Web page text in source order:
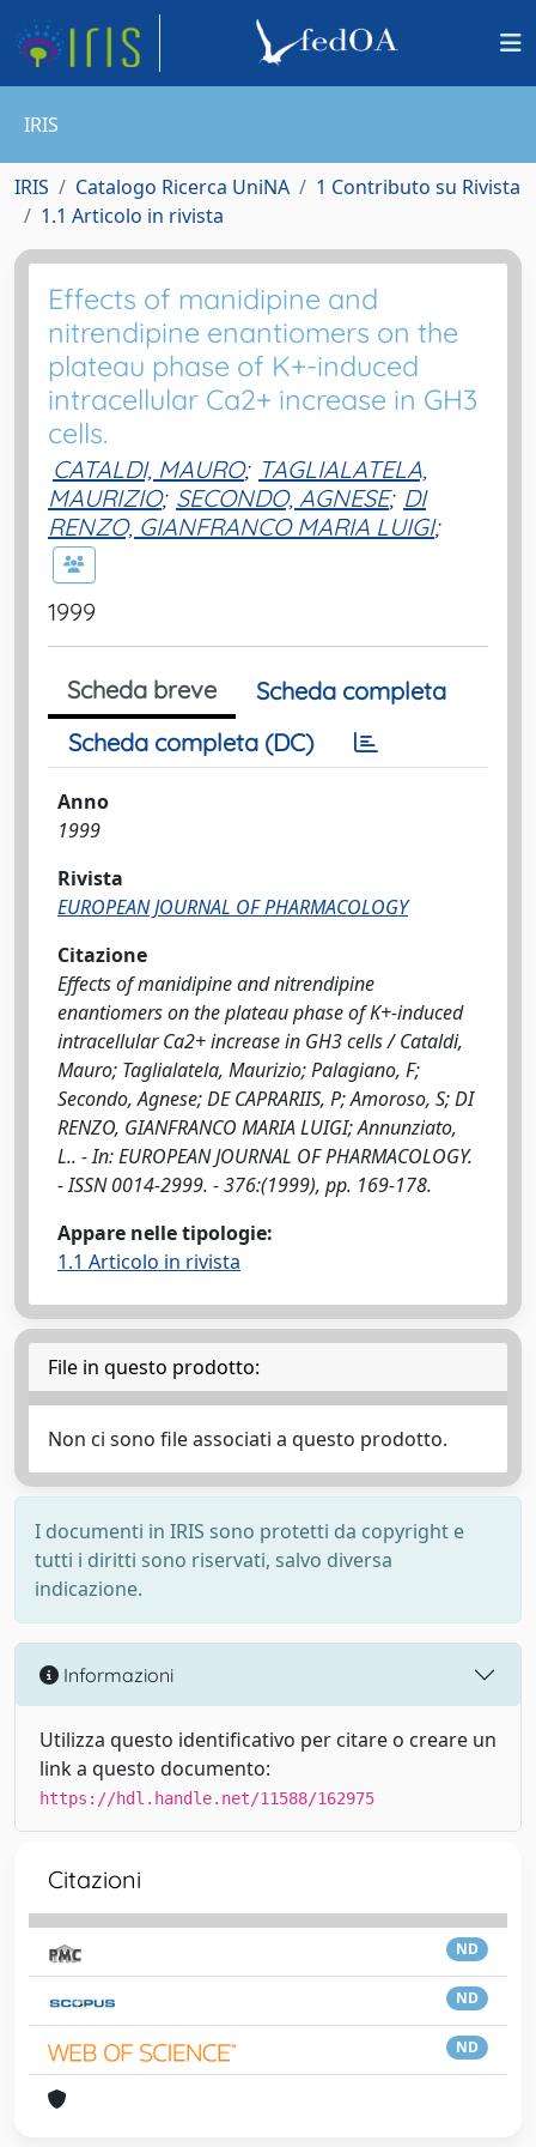
IRIS
IRIS Catalogo Ricerca UniNA
1 Contributo su Rivista
1.1 Articolo in rivista
Effects of manidipine and
nitrendipine enantiomers on the
plateau phase of K+-induced
intracellular Ca2+ increase in GH3
cells.
CATALDI, MAURO; TAGLIALATELA,
MAURIZIO; SECONDO, AGNESE; DI
RENZO, GIANFRANCO MARIA LUIGI;
1999
Scheda breve
Scheda completa
Scheda completa (DC)
Anno
1999
Rivista
EUROPEAN JOURNAL OF PHARMACOLOGY
Citazione
Effects of manidipine and nitrendipine
enantiomers on the plateau phase of K+-induced
intracellular Ca2+ increase in GH3 cells / Cataldi,
Mauro; Taglialatela, Maurizio; Palagiano, F;
Secondo, Agnese; DE CAPRARIIS, P; Amoroso, S; DI
RENZO, GIANFRANCO MARIA LUIGI; Annunziato,
L.. - In: EUROPEAN JOURNAL OF PHARMACOLOGY.
- ISSN 0014-2999. - 376:(1999), pp. 169-178.
Appare nelle tipologie:
1.1 Articolo in rivista
File in questo prodotto:
Non ci sono file associati a questo prodotto.
I documenti in IRIS sono protetti da copyright e
tutti i diritti sono riservati, salvo diversa
indicazione.
Informazioni
Utilizza questo identificativo per citare o creare un
link a questo documento:
https://hdl.handle.net/11588/162975
Citazioni
ND
ND
ND